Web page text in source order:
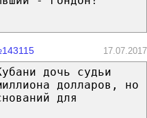
17.07.2017
дочь судьи
долларов, но
для